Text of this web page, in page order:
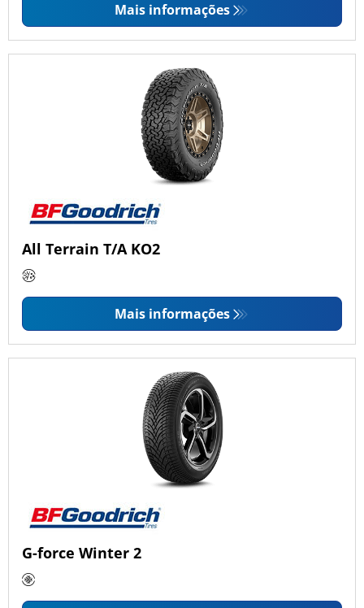
Mais informações
All Terrain T/A KO2
Mais informações
G-force Winter 2